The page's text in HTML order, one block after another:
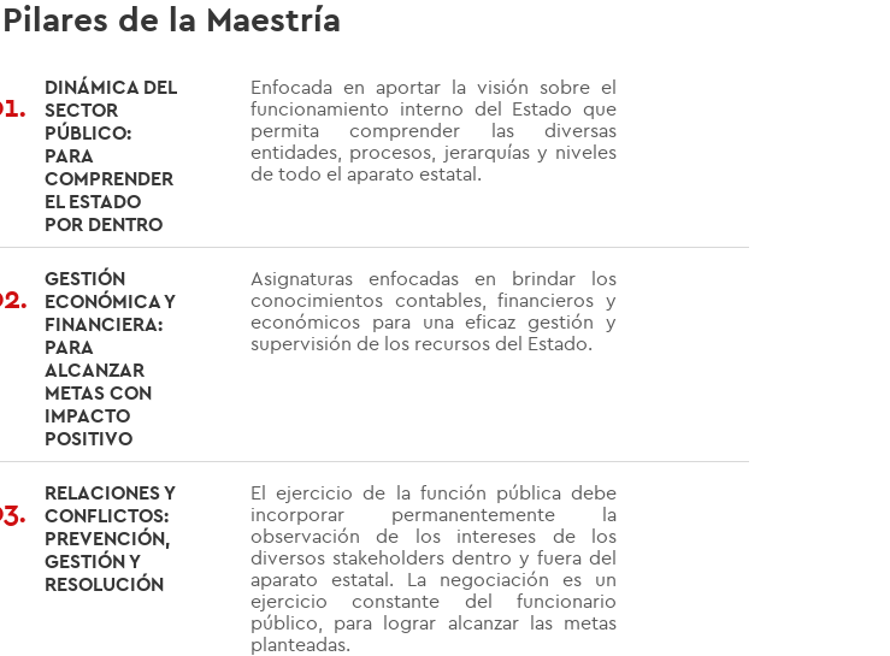
Pilares de la Maestría
DINÁMICA DEL
SECTOR
PÚBLICO:
PARA
COMPRENDER
EL ESTADO
POR DENTRO
Enfocada en aportar la visión sobre el
funcionamiento interno del Estado que
permita comprender las diversas
entidades, procesos, jerarquías y niveles
de todo el aparato estatal.
GESTIÓN
ECONÓMICA Y
FINANCIERA:
PARA
ALCANZAR
METAS CON
IMPACTO
POSITIVO
Asignaturas enfocadas en brindar los
conocimientos contables, financieros y
económicos para una eficaz gestión y
supervisión de los recursos del Estado.
RELACIONES Y
CONFLICTOS:
PREVENCIÓN,
GESTIÓN Y
RESOLUCIÓN
El ejercicio de la función pública debe
incorporar permanentemente la
observación de los intereses de los
diversos stakeholders dentro y fuera del
aparato estatal. La negociación es un
ejercicio constante del funcionario
público, para lograr alcanzar las metas
planteadas.